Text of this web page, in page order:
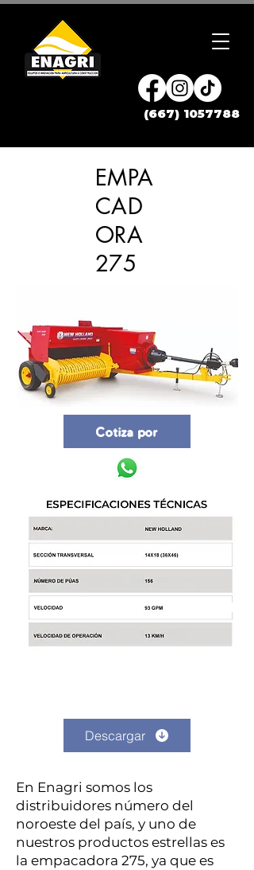
(667) 1057788
EMPA
CAD
ORA
275
Cotiza por
Descargar
En Enagri somos los
distribuidores número del
noroeste del país, y uno de
nuestros productos estrellas es
la empacadora 275, ya que es